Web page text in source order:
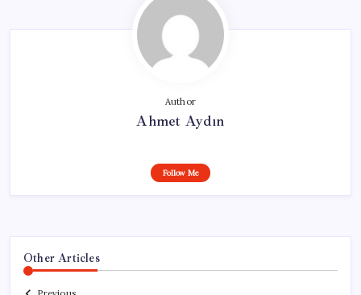
Author
Ahmet Aydın
Follow Me
Other Articles